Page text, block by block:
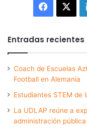
Entradas recientes
Coach de Escuelas
Football en Alemania
Estudiantes STEM de
La UDLAP reúne a
administración